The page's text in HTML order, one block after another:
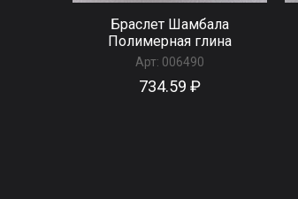
Браслет Шамбала
Полимерная глина
Арт: 006490
734.59 ₽